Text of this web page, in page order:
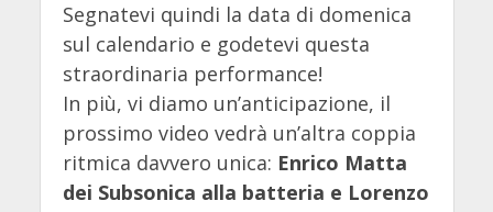
Segnatevi quindi la data di domenica
sul calendario e godetevi questa
straordinaria performance!
In più, vi diamo un’anticipazione, il
prossimo video vedrà un’altra coppia
ritmica davvero unica: Enrico Matta
dei Subsonica alla batteria e Lorenzo